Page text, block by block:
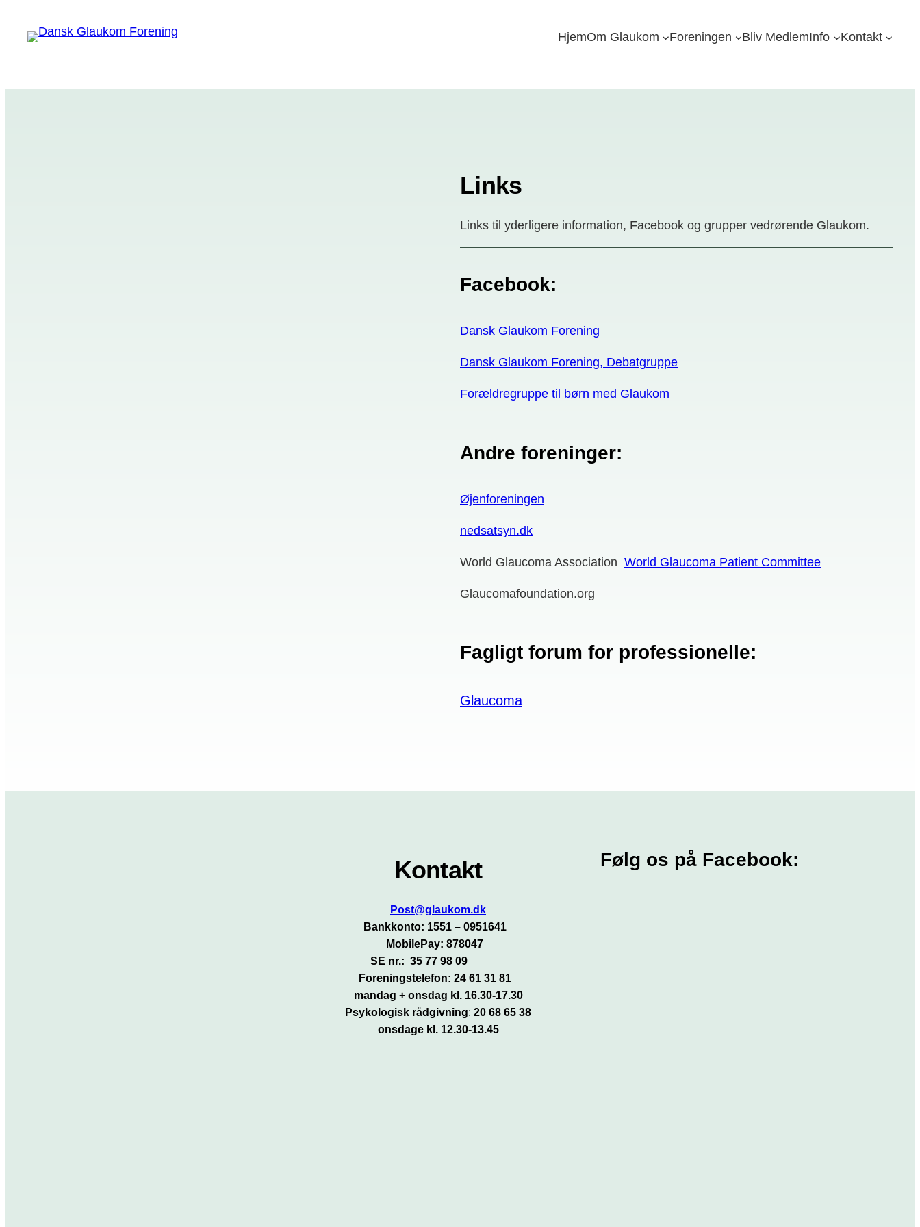
HjemOm Glaukom Foreningen Bliv MedlemInfo Kontakt
Links
Links til yderligere information, Facebook og grupper vedrørende Glaukom.
Facebook:
Dansk Glaukom Forening
Dansk Glaukom Forening, Debatgruppe
Forældregruppe til børn med Glaukom
Andre foreninger:
Øjenforeningen
nedsatsyn.dk
World Glaucoma Association World Glaucoma Patient Committee
Glaucomafoundation.org
Fagligt forum for professionelle:
Glaucoma
Kontakt
Post@glaukom.dk
Bankkonto: 1551 – 0951641
MobilePay: 878047
SE nr.: 35 77 98 09
Foreningstelefon: 24 61 31 81
mandag + onsdag kl. 16.30-17.30
Psykologisk rådgivning: 20 68 65 38
onsdage kl. 12.30-13.45
Følg os på Facebook: